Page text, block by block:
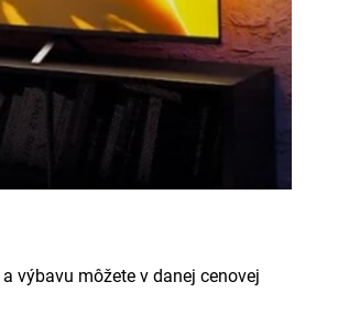
výbavu môžete v danej cenovej